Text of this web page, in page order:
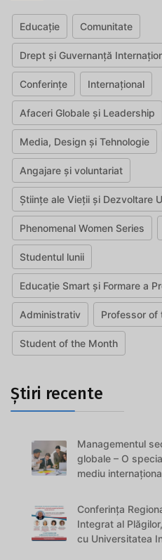
Educație Comunitate
Drept și Guvernanță
Conferințe Internațional
Afaceri Globale și Leadership
Media, Design și Tehnologie
Angajare și voluntariat
Științe ale Vieții și Dezvoltare
Phenomenal Women Series
Studentul lunii
Educație Smart și Formare a
Administrativ Professor of
Student of the Month
Știri recente
Managementul
globale – O
mediu
Conferința
Integrat al
cu Universitatea